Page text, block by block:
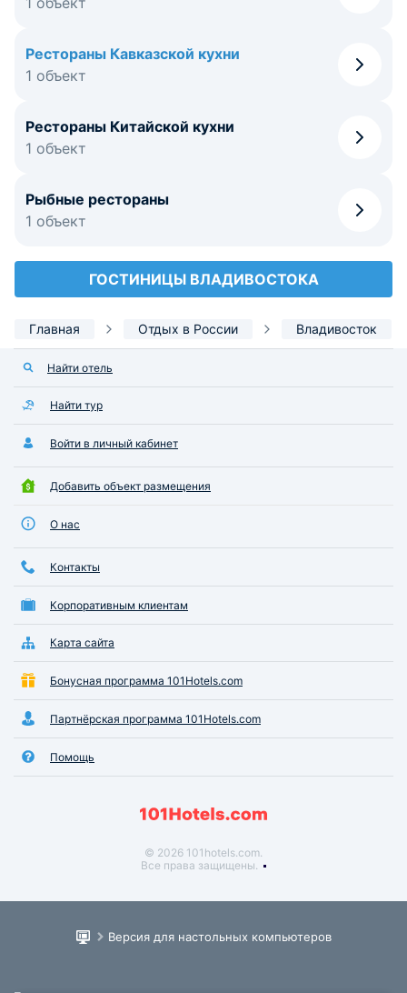
Рестораны Кавказской кухни
1 объект
Рестораны Китайской кухни
1 объект
Рыбные рестораны
1 объект
ГОСТИНИЦЫ ВЛАДИВОСТОКА
Главная Отдых в России Владивосток
Найти отель
Найти тур
Войти в личный кабинет
Добавить объект размещения
О нас
Контакты
Корпоративным клиентам
Карта сайта
Бонусная программа 101Hotels.com
Партнёрская программа 101Hotels.com
Помощь
© 2026 101hotels.com.
Все права защищены.
Версия для настольных компьютеров